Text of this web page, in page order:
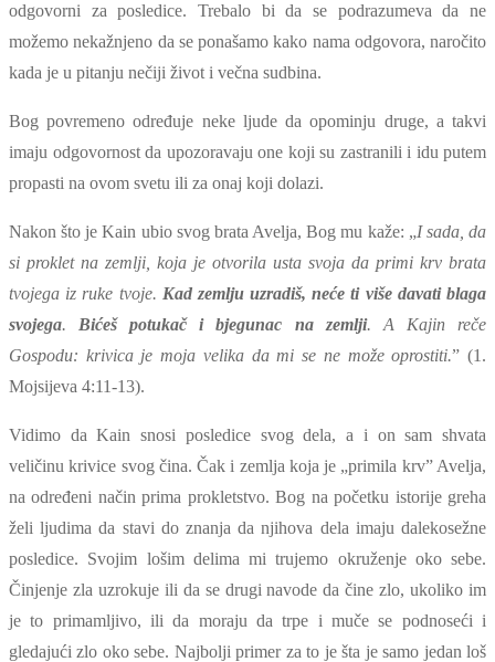
odgovorni za posledice. Trebalo bi da se podrazumeva da ne
možemo nekažnjeno da se ponašamo kako nama odgovora, naročito
kada je u pitanju nečiji život i večna sudbina.
Bog povremeno određuje neke ljude da opominju druge, a takvi
imaju odgovornost da upozoravaju one koji su zastranili i idu putem
propasti na ovom svetu ili za onaj koji dolazi.
Nakon što je Kain ubio svog brata Avelja, Bog mu kaže: „I sada, da
si proklet na zemlji, koja je otvorila usta svoja da primi krv brata
tvojega iz ruke tvoje. Kad zemlju uzradiš, neće ti više davati blaga
svojega.Bićeš potukač i bjegunac na zemlji. A Kajin reče
Gospodu: krivica je moja velika da mi se ne može oprostiti.” (1.
Mojsijeva 4:11-13).
Vidimo da Kain snosi posledice svog dela, a i on sam shvata
veličinu krivice svog čina. Čak i zemlja koja je „primila krv” Avelja,
na određeni način prima prokletstvo. Bog na početku istorije greha
želi ljudima da stavi do znanja da njihova dela imaju dalekosežne
posledice. Svojim lošim delima mi trujemo okruženje oko sebe.
Činjenje zla uzrokuje ili da se drugi navode da čine zlo, ukoliko im
je to primamljivo, ili da moraju da trpe i muče se podnoseći i
gledajući zlo oko sebe. Najbolji primer za to je šta je samo jedan loš